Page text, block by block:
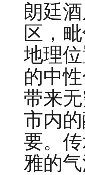
朗廷
区，
地理
的中
带来
市内
要。
雅的